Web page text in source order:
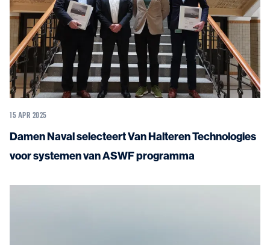
15 APR 2025
Damen Naval selecteert Van Halteren Technologies
voor systemen van ASWF programma